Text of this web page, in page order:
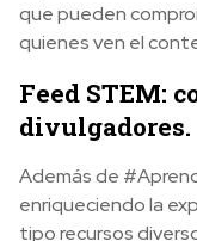
que pueden
quienes ven el
Feed STEM:
divulgadores.
Además de
enriqueciendo la
tipo recursos